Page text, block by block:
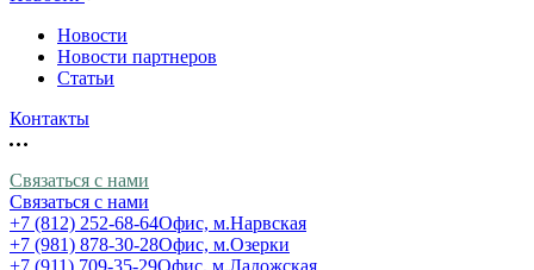
Новости
Новости партнеров
Статьи
Контакты
Связаться с нами
Связаться с нами
+7 (812) 252-68-64Офис, м.Нарвская
+7 (981) 878-30-28Офис, м.Озерки
+7 (911) 709-35-29Офис, м.Ладожская